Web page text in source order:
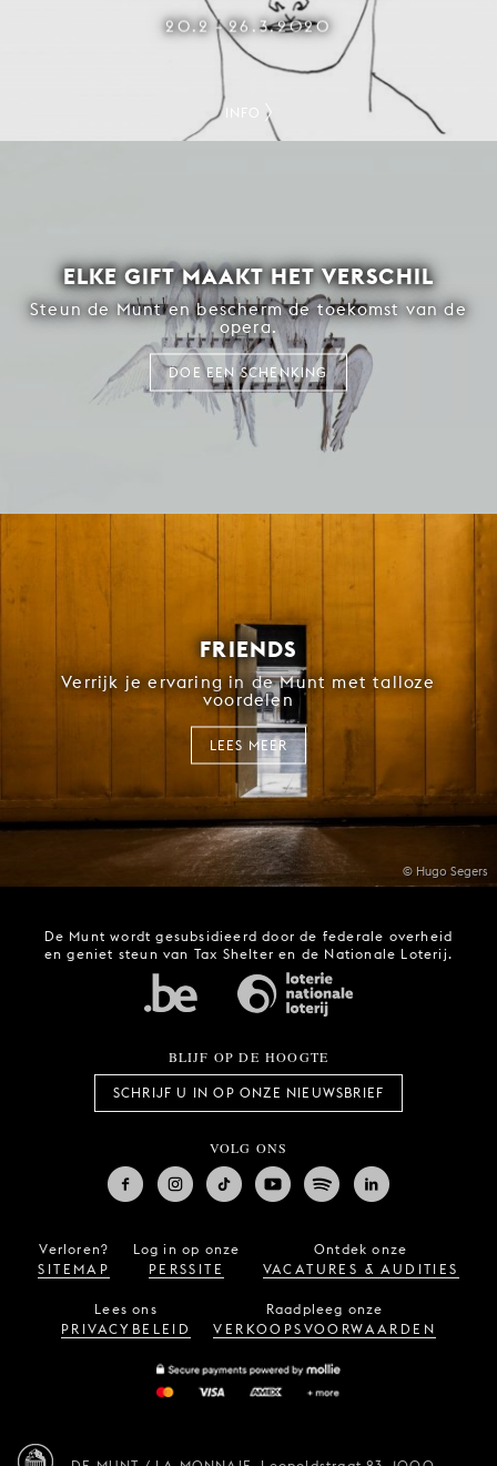
20.2 –26.3.2020
INFO
ELKE GIFT MAAKT HET VERSCHIL
Steun de Munt en bescherm de toekomst van de
opera.
DOE EEN SCHENKING
© Hugo Segers
FRIENDS
Verrijk je ervaring in de Munt met talloze
voordelen
LEES MEER
De Munt wordt gesubsidieerd door de federale overheid
en geniet steun van Tax Shelter en de Nationale Loterij.
BLIJF OP DE HOOGTE
SCHRIJF U IN OP ONZE NIEUWSBRIEF
VOLG ONS
Verloren?
SITEMAP
Log in op onze
PERSSITE
Ontdek onze
VACATURES & AUDITIES
Lees ons
PRIVACYBELEID
Raadpleeg onze
VERKOOPSVOORWAARDEN